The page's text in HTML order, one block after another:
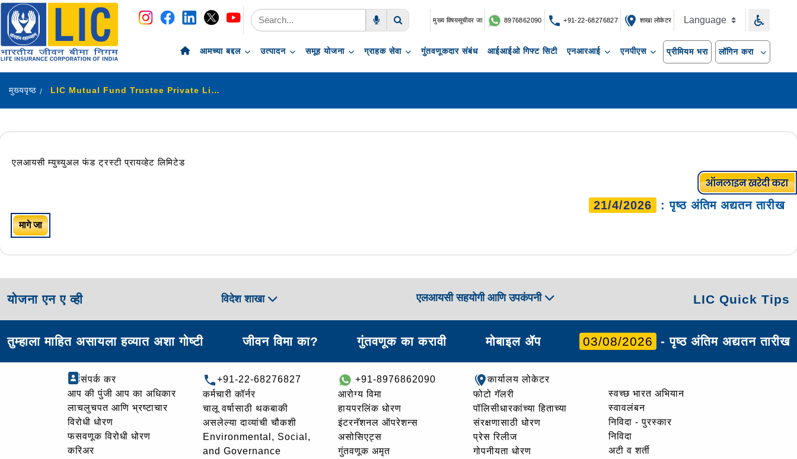
navigation
skip-to-content
मुख्य विषयसूचीवर जा 8976862090 +91-22-68276827 शाखा लोकेटर
आमच्या बद्दल उत्पादन समूह योजना ग्राहक सेवा गुंतवणूकदार संबंध आईआईओ गिफ्ट सिटी एनआरआई एनपीएस प्रीमियम भरा लॉगिन करा
मुख्यपृष्ठ LIC Mutual Fund Trustee Private Limited
एलआयसी म्युच्युअल फंड ट्रस्टी प्रायव्हेट लिमिटेड
21/4/2026 : पृष्ठ अंतिम अद्यतन तारीख
मागे जा
योजना एन ए व्ही विदेश शाखा एलआयसी सहयोगी आणि उपकंपनी LIC Quick Tips
तुम्हाला माहित असायला हव्यात अशा गोष्टी जीवन विमा का? गुंतवणूक का करावी मोबाइल ॲप 03/08/2026 - पृष्ठ अंतिम अद्यतन तारीख
संपर्क कर
आप की पुंजी आप का अधिकार
लाचलुचपत आणि भ्रष्टाचार
विरोधी धोरण
फसवणूक विरोधी धोरण
करिअर
+91-22-68276827
कर्मचारी कॉर्नर
चालू वर्षासाठी थकबाकी
असलेल्या दाव्यांची चौकशी
Environmental, Social,
and Governance
+91-8976862090
आरोग्य विमा
हायपरलिंक धोरण
इंटरनॅशनल ऑपरेशन्स
असोसिएट्स
गुंतवणूक अमृत
कार्यालय लोकेटर
फोटो गॅलरी
पॉलिसीधारकांच्या हिताच्या
संरक्षणासाठी धोरण
प्रेस रिलीज
गोपनीयता धोरण
स्वच्छ भारत अभियान
स्वावलंबन
निविदा - पुरस्कार
निविदा
अटी व शर्ती